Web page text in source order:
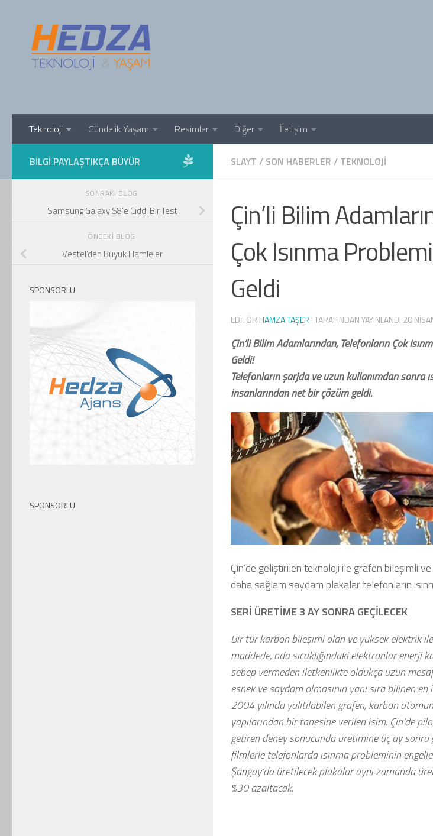
Teknoloji Gündelik Yaşam Resimler Diğer İletişim
SLAYT / SON HABERLER / TEKNOLOJI
Çin’li Bilim
Çok Isınma
Geldi
EDITÖRHAMZA TAŞER · TARAFINDAN YAYINLANDI 20
Çin’li Bilim Adamlarından, Telefonların Çok
Geldi!
Telefonların şarjda ve uzun kullanımdan sonra
insanlarından net bir çözüm geldi.
Çin’de geliştirilen teknoloji ile grafen bileşimli
daha sağlam saydam plakalar telefonların
SERİ ÜRETİME 3 AY SONRA GEÇİLECEK
Bir tür karbon bileşimi olan ve yüksek elektrik
maddede, oda sıcaklığındaki elektronlar enerji
sebep vermeden iletkenlikte oldukça uzun
esnek ve saydam olmasının yanı sıra bilinen
2004 yılında yalıtılabilen grafen, karbon
yapılarından bir tanesine verilen isim. Çin’de
getiren deney sonucunda üretimine üç ay sonra
filmlerle telefonlarda ısınma probleminin
Şangay’da üretilecek plakalar aynı zamanda
%30 azaltacak.
BILGI PAYLAŞTIKÇA BÜYÜR
SONRAKI BLOG
Samsung Galaxy S8’e Ciddi Bir Test
ÖNCEKI BLOG
Vestel’den Büyük Hamleler
SPONSORLU
SPONSORLU